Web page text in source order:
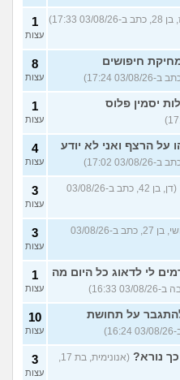
08/26 17:33)
1
עצות
חיפושים
8
עצות
יסמין פלוס 1
עצות
על הרצף ואני לא יודע
4
עצות
(דן, בן 42, כתב ב-03/08/26
3
עצות
(אנושי, בן 27, כתב ב-03/08/26
3
עצות
לי לדאוג כל היום מה
1
עצות
על תחושת
10
עצות
נורא? 3
עצות